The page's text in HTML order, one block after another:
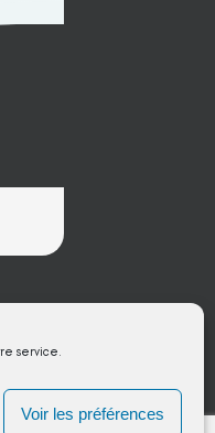
service.
Voir les préférences